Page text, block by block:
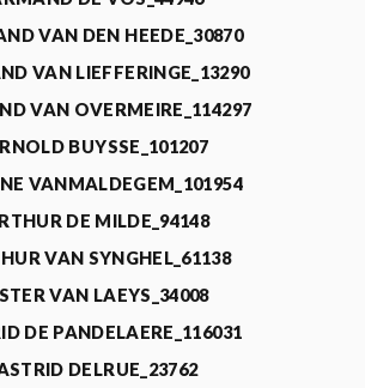
VAN DEN HEEDE_30870
VAN LIEFFERINGE_13290
VAN OVERMEIRE_114297
BUYSSE_101207
VANMALDEGEM_101954
DE MILDE_94148
VAN SYNGHEL_61138
VAN LAEYS_34008
DE PANDELAERE_116031
DELRUE_23762